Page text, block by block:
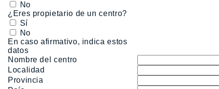
No
¿Eres propietario de un centro?
Sí
No
En caso afirmativo, indica estos
datos
Nombre del centro
Localidad
Provincia